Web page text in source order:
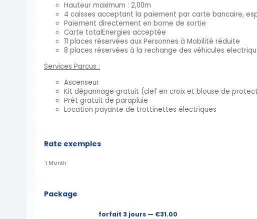
Hauteur maximum : 2,00m
4 caisses acceptant la paiement par carte bancaire,
Paiement directement en borne de sortie
Carte totalEnergies acceptée
11 places réservées aux Personnes à Mobilité réduite
8 places réservées à la rechange des véhicules
Services Parcus :
Ascenseur
Kit dépannage gratuit (clef en croix et blouse de
Prêt gratuit de parapluie
Location payante de trottinettes électriques
Rate exemples
1 Month
Package
forfait 3 jours — €31.00